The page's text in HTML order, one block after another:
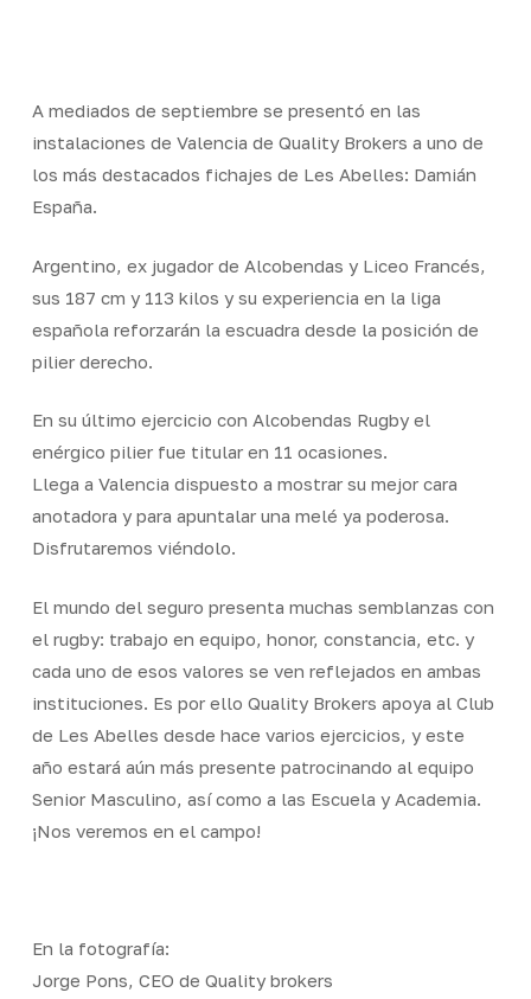
contentA mediados de septiembre se presentó en las
instalaciones de Valencia de Quality Brokers a uno de
los más destacados fichajes de Les Abelles: Damián
España.
Argentino, ex jugador de Alcobendas y Liceo Francés,
sus 187 cm y 113 kilos y su experiencia en la liga
española reforzarán la escuadra desde la posición de
pilier derecho.
En su último ejercicio con Alcobendas Rugby el
enérgico pilier fue titular en 11 ocasiones.
Llega a Valencia dispuesto a mostrar su mejor cara
anotadora y para apuntalar una melé ya poderosa.
Disfrutaremos viéndolo.
El mundo del seguro presenta muchas semblanzas con
el rugby: trabajo en equipo, honor, constancia, etc. y
cada uno de esos valores se ven reflejados en ambas
instituciones. Es por ello Quality Brokers apoya al Club
de Les Abelles desde hace varios ejercicios, y este
año estará aún más presente patrocinando al equipo
Senior Masculino, así como a las Escuela y Academia.
¡Nos veremos en el campo!
En la fotografía:
Jorge Pons, CEO de Quality brokers